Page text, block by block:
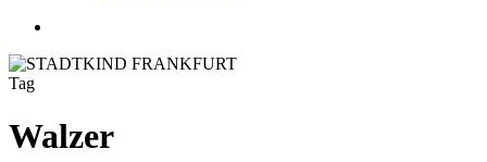
Tag
Walzer